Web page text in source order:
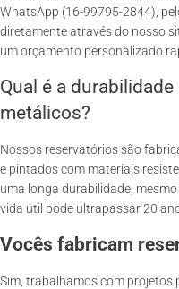
WhatsApp (16-99795-2844),
diretamente através do nosso
um orçamento personalizado
Qual é a
metálicos?
Nossos reservatórios são
e pintados com materiais
uma longa durabilidade,
vida útil pode ultrapassar 20
Vocês fabricam
Sim, trabalhamos com projetos